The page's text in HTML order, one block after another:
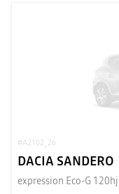
#A2102_26
DACIA SANDERO
expression Eco-G 120hj